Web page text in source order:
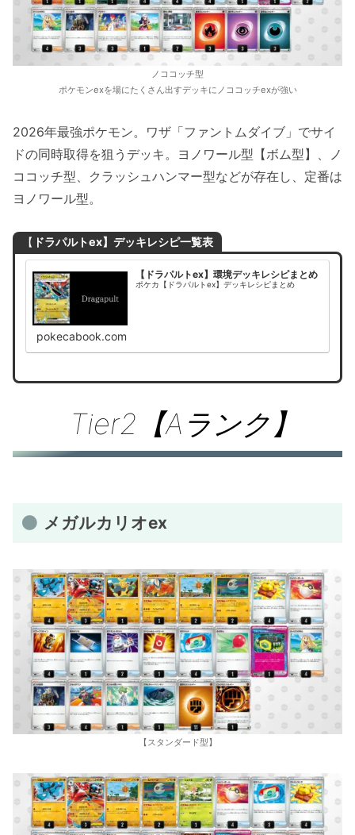
ノココッチ型
ポケモンexを場にたくさん出すデッキにノココッチexが強い
2026年最強ポケモン。ワザ「ファントムダイブ」でサイ
ドの同時取得を狙うデッキ。ヨノワール型【ボム型】、ノ
ココッチ型、クラッシュハンマー型などが存在し、定番は
ヨノワール型。
【 ドラパルトex】デッキレシピ一覧表
【ドラパルトex】環境デッキレシピまとめ
ポケカ【ドラパルトex】デッキレシピまとめ
pokecabook.com
Tier2【Aランク】
メガルカリオex
【スタンダード型】